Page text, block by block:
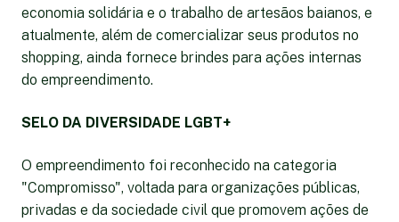
economia solidária e o trabalho de artesãos baianos, e
atualmente, além de comercializar seus produtos no
shopping, ainda fornece brindes para ações internas
do empreendimento.
SELO DA DIVERSIDADE LGBT+
O empreendimento foi reconhecido na categoria
"Compromisso", voltada para organizações públicas,
privadas e da sociedade civil que promovem ações de